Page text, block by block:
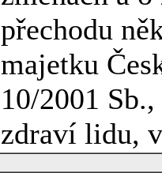
přechodu
majetku
10/2001
zdraví lidu,